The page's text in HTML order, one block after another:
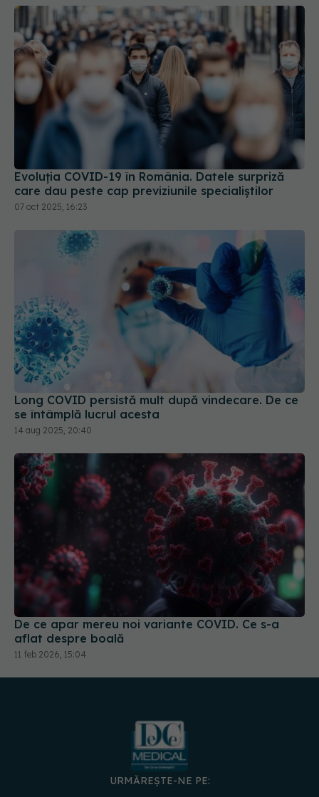
Evoluția COVID-19 în România. Datele surpriză
care dau peste cap previziunile specialiștilor
07 oct 2025, 16:23
Long COVID persistă mult după vindecare. De ce
se întâmplă lucrul acesta
14 aug 2025, 20:40
De ce apar mereu noi variante COVID. Ce s-a
aflat despre boală
11 feb 2026, 15:04
URMĂREȘTE-NE PE: